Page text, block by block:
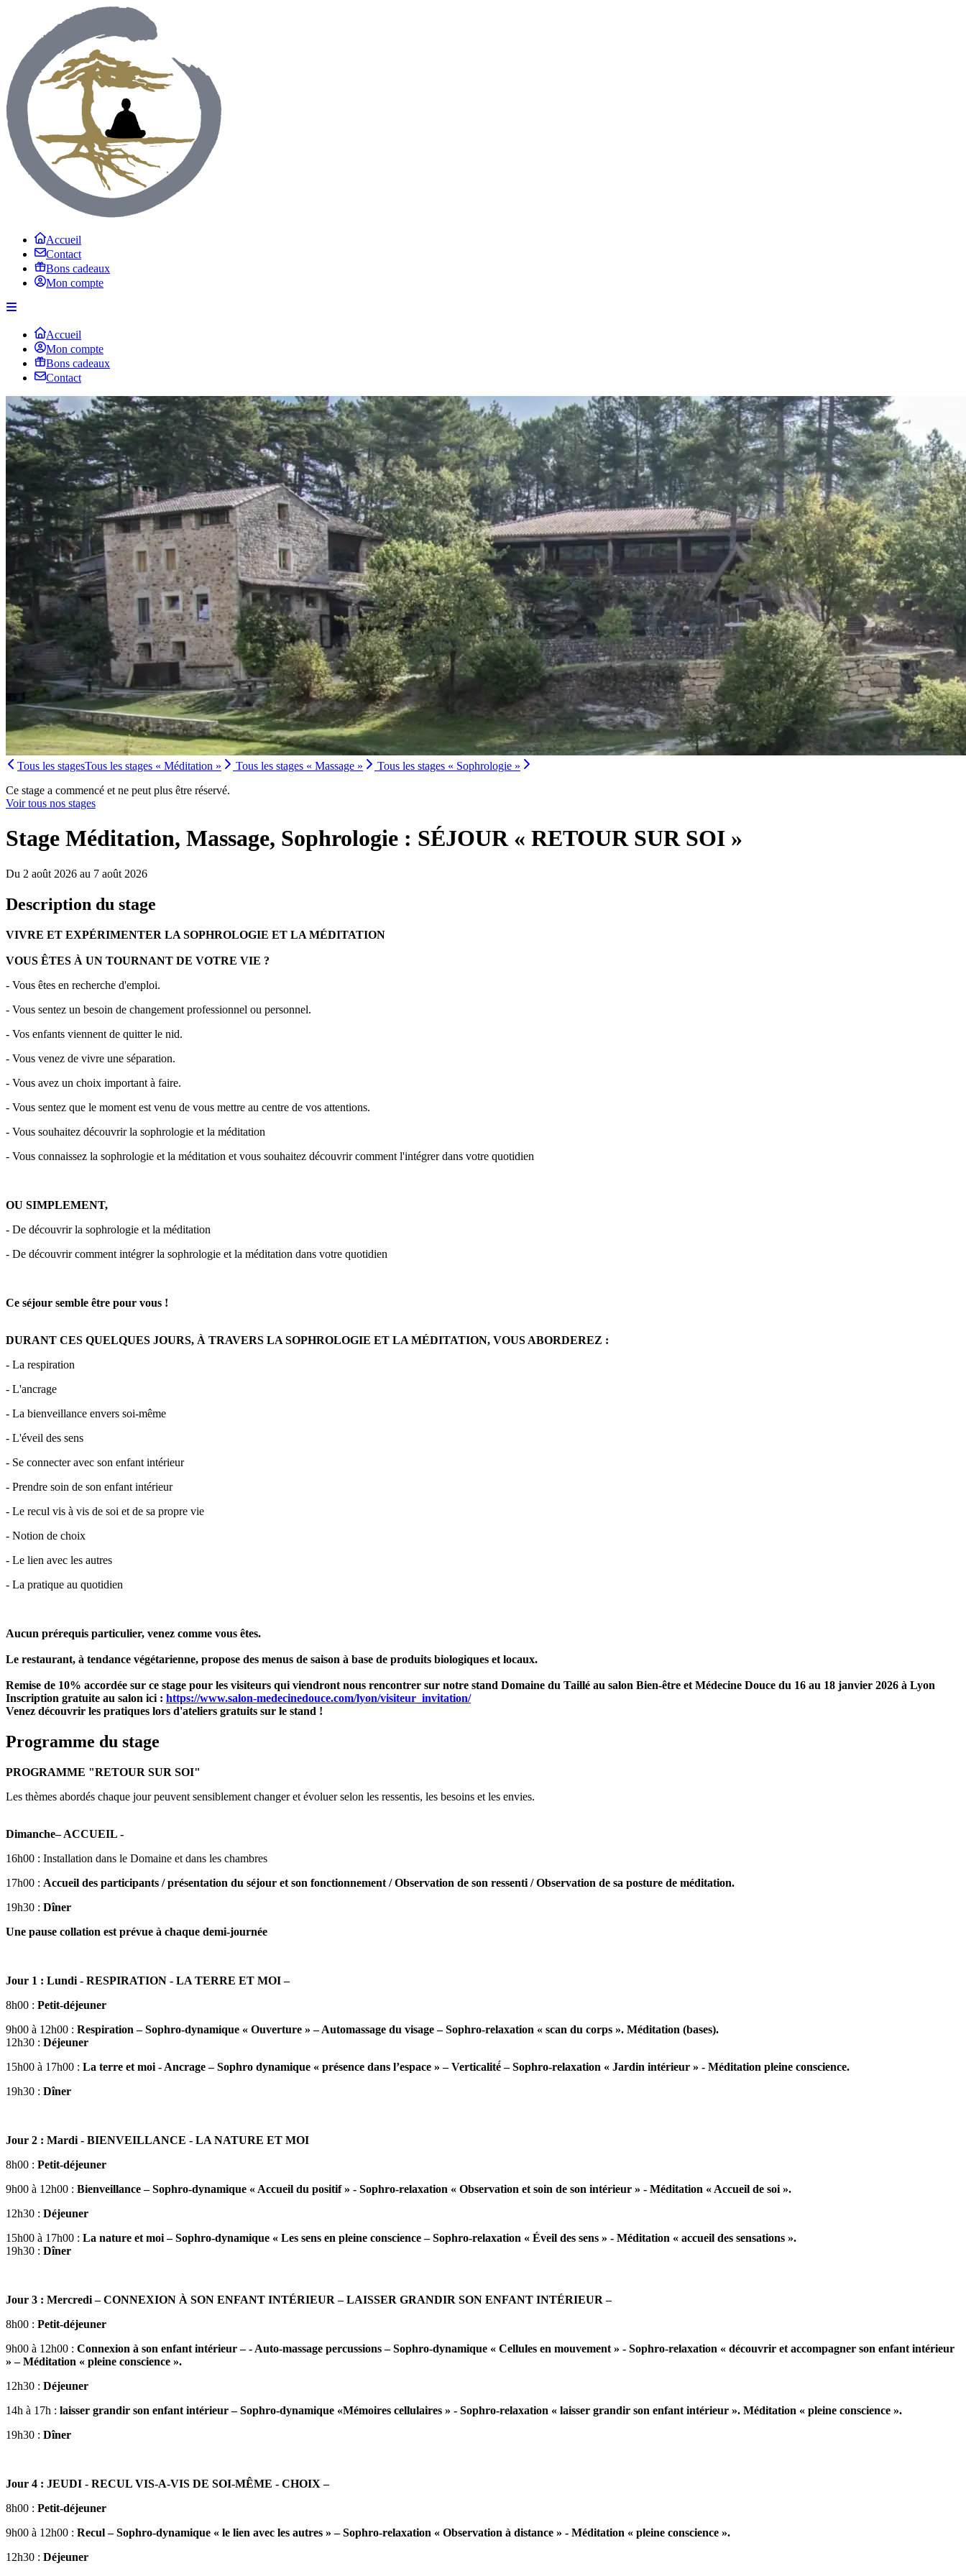
Accueil
Contact
Bons cadeaux
Mon compte
Accueil
Mon compte
Bons cadeaux
Contact
Tous les stagesTous les stages « Méditation » Tous les stages « Massage »
Tous les stages « Sophrologie »
Ce stage a commencé et ne peut plus être réservé.
Voir tous nos stages
Stage Méditation, Massage, Sophrologie : SÉJOUR « RETOUR SUR SOI »
Du 2 août 2026 au 7 août 2026
Description du stage
VIVRE ET EXPÉRIMENTER LA SOPHROLOGIE ET LA MÉDITATION
VOUS ÊTES À UN TOURNANT DE VOTRE VIE ?
- Vous êtes en recherche d'emploi.
- Vous sentez un besoin de changement professionnel ou personnel.
- Vos enfants viennent de quitter le nid.
- Vous venez de vivre une séparation.
- Vous avez un choix important à faire.
- Vous sentez que le moment est venu de vous mettre au centre de vos attentions.
- Vous souhaitez découvrir la sophrologie et la méditation
- Vous connaissez la sophrologie et la méditation et vous souhaitez découvrir comment l'intégrer dans votre quotidien
OU SIMPLEMENT,
- De découvrir la sophrologie et la méditation
- De découvrir comment intégrer la sophrologie et la méditation dans votre quotidien
Ce séjour semble être pour vous !
DURANT CES QUELQUES JOURS, À TRAVERS LA SOPHROLOGIE ET LA MÉDITATION, VOUS ABORDEREZ :
- La respiration
- L'ancrage
- La bienveillance envers soi-même
- L'éveil des sens
- Se connecter avec son enfant intérieur
- Prendre soin de son enfant intérieur
- Le recul vis à vis de soi et de sa propre vie
- Notion de choix
- Le lien avec les autres
- La pratique au quotidien
Aucun prérequis particulier, venez comme vous êtes.
Le restaurant, à tendance végétarienne, propose des menus de saison à base de produits biologiques et locaux.
Remise de 10% accordée sur ce stage pour les visiteurs qui viendront nous rencontrer sur notre stand Domaine du Taillé au salon Bien-être et Médecine Douce du 16 au 18 janvier 2026 à Lyon
Inscription gratuite au salon ici : https://www.salon-medecinedouce.com/lyon/visiteur_invitation/
Venez découvrir les pratiques lors d'ateliers gratuits sur le stand !
Programme du stage
PROGRAMME "RETOUR SUR SOI"
Les thèmes abordés chaque jour peuvent sensiblement changer et évoluer selon les ressentis, les besoins et les envies.
Dimanche– ACCUEIL -
16h00 : Installation dans le Domaine et dans les chambres
17h00 : Accueil des participants / présentation du séjour et son fonctionnement / Observation de son ressenti / Observation de sa posture de méditation.
19h30 : Dîner
Une pause collation est prévue à chaque demi-journée
Jour 1 : Lundi - RESPIRATION - LA TERRE ET MOI –
8h00 : Petit-déjeuner
9h00 à 12h00 : Respiration – Sophro-dynamique « Ouverture » – Automassage du visage – Sophro-relaxation « scan du corps ». Méditation (bases).
12h30 : Déjeuner
15h00 à 17h00 : La terre et moi - Ancrage – Sophro dynamique « présence dans l’espace » – Verticalité́ – Sophro-relaxation « Jardin intérieur » - Méditation pleine conscience.
19h30 : Dîner
Jour 2 : Mardi - BIENVEILLANCE - LA NATURE ET MOI
8h00 : Petit-déjeuner
9h00 à 12h00 : Bienveillance – Sophro-dynamique « Accueil du positif » - Sophro-relaxation « Observation et soin de son intérieur » - Méditation « Accueil de soi ».
12h30 : Déjeuner
15h00 à 17h00 : La nature et moi – Sophro-dynamique « Les sens en pleine conscience – Sophro-relaxation « Éveil des sens » - Méditation « accueil des sensations ».
19h30 : Dîner
Jour 3 : Mercredi – CONNEXION À SON ENFANT INTÉRIEUR – LAISSER GRANDIR SON ENFANT INTÉRIEUR –
8h00 : Petit-déjeuner
9h00 à 12h00 : Connexion à son enfant intérieur – - Auto-massage percussions – Sophro-dynamique « Cellules en mouvement » - Sophro-relaxation « découvrir et accompagner son enfant intérieur
» – Méditation « pleine conscience ».
12h30 : Déjeuner
14h à 17h : laisser grandir son enfant intérieur – Sophro-dynamique «Mémoires cellulaires » - Sophro-relaxation « laisser grandir son enfant intérieur ». Méditation « pleine conscience ».
19h30 : Dîner
Jour 4 : JEUDI - RECUL VIS-A-VIS DE SOI-MÊME - CHOIX –
8h00 : Petit-déjeuner
9h00 à 12h00 : Recul – Sophro-dynamique « le lien avec les autres » – Sophro-relaxation « Observation à distance » - Méditation « pleine conscience ».
12h30 : Déjeuner